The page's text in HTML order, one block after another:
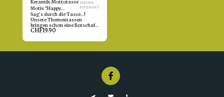
Keramik-Mottotasse
Motiv "Happy
Birthday" - Kopieren
THEME-
BIRTHDAY
Sag’s durch die Tasse…!
Unsere Thementassen
bringen schon eine Botschaft
frei Haus mit: Sie sind im
Themenbotschaft
auch der Henkel ist bereits ab
CHF19.90